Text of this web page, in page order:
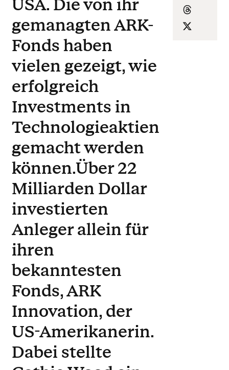
gemanagten ARK-
Fonds haben
vielen gezeigt, wie
erfolgreich
Investments in
Technologieaktien
gemacht werden
können.Über 22
Milliarden Dollar
investierten
Anleger allein für
ihren
bekanntesten
Fonds, ARK
Innovation, der
US-Amerikanerin.
Dabei stellte